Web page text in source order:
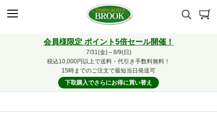
会員様限定 ポイント5倍セール開催！
7/31(金)～8/9(日)
税込10,000円以上で送料・代引き手数料無料！
15時までのご注文で最短当日発送可
下取購入でさらにお得に買い替え